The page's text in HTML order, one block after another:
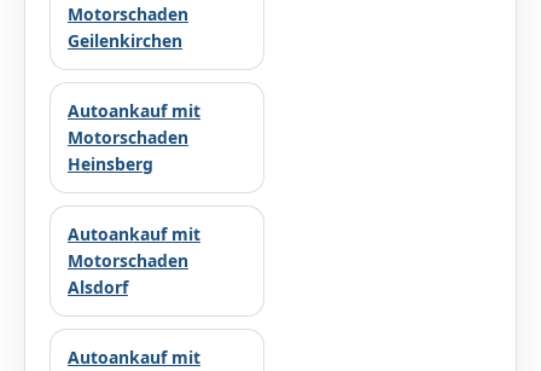
Motorschaden
Geilenkirchen
Autoankauf mit
Motorschaden
Heinsberg
Autoankauf mit
Motorschaden
Alsdorf
Autoankauf mit